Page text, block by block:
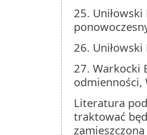
25.
26.
27. Warkocki
odmienności,
Literatura
traktować